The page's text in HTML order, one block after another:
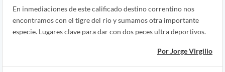
En inmediaciones de este calificado destino correntino nos
encontramos con el tigre del río y sumamos otra importante
especie. Lugares clave para dar con dos peces ultra deportivos.
Por Jorge Virgilio